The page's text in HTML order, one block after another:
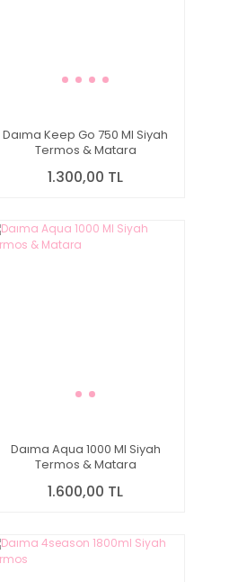
Daıma Keep Go 750 Ml Siyah
Termos & Matara
1.300,00 TL
Daıma Aqua 1000 Ml Siyah
Termos & Matara
1.600,00 TL